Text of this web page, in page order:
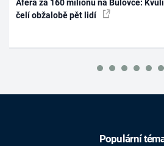
Aféra za 160 milionů na Bulovce:
čelí obžalobě pět lidí
Populární